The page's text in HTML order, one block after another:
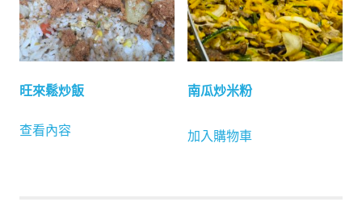
旺來鬆炒飯
查看內容
南瓜炒米粉
加入購物車